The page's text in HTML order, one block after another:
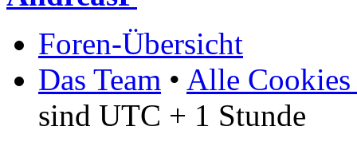
Foren-Übersicht
Das Team • Alle Cookies
sind UTC + 1 Stunde